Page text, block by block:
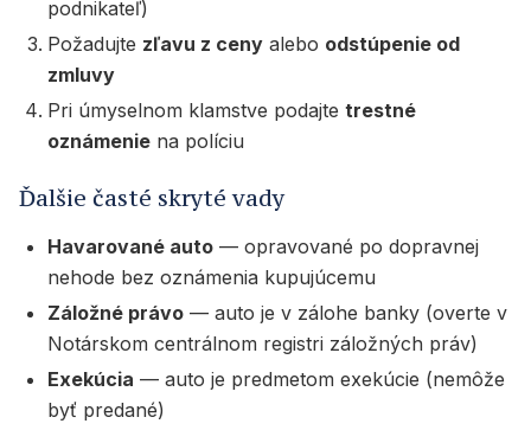
podnikateľ)
Požadujte zľavu z ceny alebo odstúpenie od
zmluvy
Pri úmyselnom klamstve podajte trestné
oznámenie na políciu
Ďalšie časté skryté vady
Havarované auto — opravované po dopravnej
nehode bez oznámenia kupujúcemu
Záložné právo — auto je v zálohe banky (overte v
Notárskom centrálnom registri záložných práv)
Exekúcia — auto je predmetom exekúcie (nemôže
byť predané)